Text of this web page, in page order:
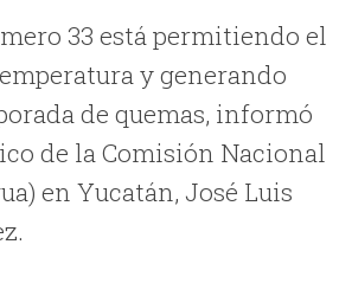
33 está permitiendo el
y generando
de quemas, informó
de la Comisión Nacional
en Yucatán, José Luis